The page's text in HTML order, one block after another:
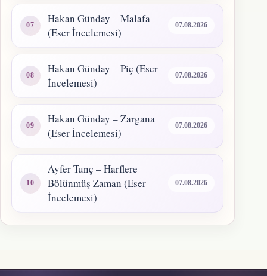
Hakan Günday – Malafa
(Eser İncelemesi)
07.08.2026
Hakan Günday – Piç (Eser
İncelemesi)
07.08.2026
Hakan Günday – Zargana
(Eser İncelemesi)
07.08.2026
Ayfer Tunç – Harflere
Bölünmüş Zaman (Eser
İncelemesi)
07.08.2026